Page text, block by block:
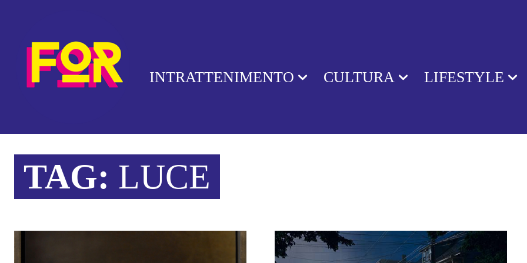
INTRATTENIMENTO CULTURA LIFESTYLE
TAG: LUCE